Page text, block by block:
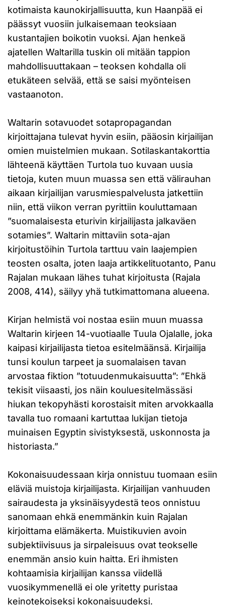
kotimaista kaunokirjallisuutta, kun Haanpää ei
päässyt vuosiin julkaisemaan teoksiaan
kustantajien boikotin vuoksi. Ajan henkeä
ajatellen Waltarilla tuskin oli mitään tappion
mahdollisuuttakaan – teoksen kohdalla oli
etukäteen selvää, että se saisi myönteisen
vastaanoton.
Waltarin sotavuodet sotapropagandan
kirjoittajana tulevat hyvin esiin, pääosin kirjailijan
omien muistelmien mukaan. Sotilaskantakorttia
lähteenä käyttäen Turtola tuo kuvaan uusia
tietoja, kuten muun muassa sen että välirauhan
aikaan kirjailijan varusmiespalvelusta jatkettiin
niin, että viikon verran pyrittiin kouluttamaan
”suomalaisesta eturivin kirjailijasta jalkaväen
sotamies”. Waltarin mittaviin sota-ajan
kirjoitustöihin Turtola tarttuu vain laajempien
teosten osalta, joten laaja artikkelituotanto, Panu
Rajalan mukaan lähes tuhat kirjoitusta (Rajala
2008, 414), säilyy yhä tutkimattomana alueena.
Kirjan helmistä voi nostaa esiin muun muassa
Waltarin kirjeen 14-vuotiaalle Tuula Ojalalle, joka
kaipasi kirjailijasta tietoa esitelmäänsä. Kirjailija
tunsi koulun tarpeet ja suomalaisen tavan
arvostaa fiktion ”totuudenmukaisuutta”: ”Ehkä
tekisit viisaasti, jos näin kouluesitelmässäsi
hiukan tekopyhästi korostaisit miten arvokkaalla
tavalla tuo romaani kartuttaa lukijan tietoja
muinaisen Egyptin sivistyksestä, uskonnosta ja
historiasta.”
Kokonaisuudessaan kirja onnistuu tuomaan esiin
eläviä muistoja kirjailijasta. Kirjailijan vanhuuden
sairaudesta ja yksinäisyydestä teos onnistuu
sanomaan ehkä enemmänkin kuin Rajalan
kirjoittama elämäkerta. Muistikuvien avoin
subjektiivisuus ja sirpaleisuus ovat teokselle
enemmän ansio kuin haitta. Eri ihmisten
kohtaamisia kirjailijan kanssa viidellä
vuosikymmenellä ei ole yritetty puristaa
keinotekoiseksi kokonaisuudeksi.